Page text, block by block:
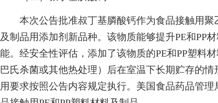
本次公告批准叔丁基膦酸钙作为食品接触用聚
及制品用添加剂新品种。该物质能够提升PE和PP
能。经安全性评估，添加了该物质的PE和PP塑料
巴氏杀菌或其他热处理）后在室温下长期贮存的
用要求按照公告内容规定执行。美国食品药品管